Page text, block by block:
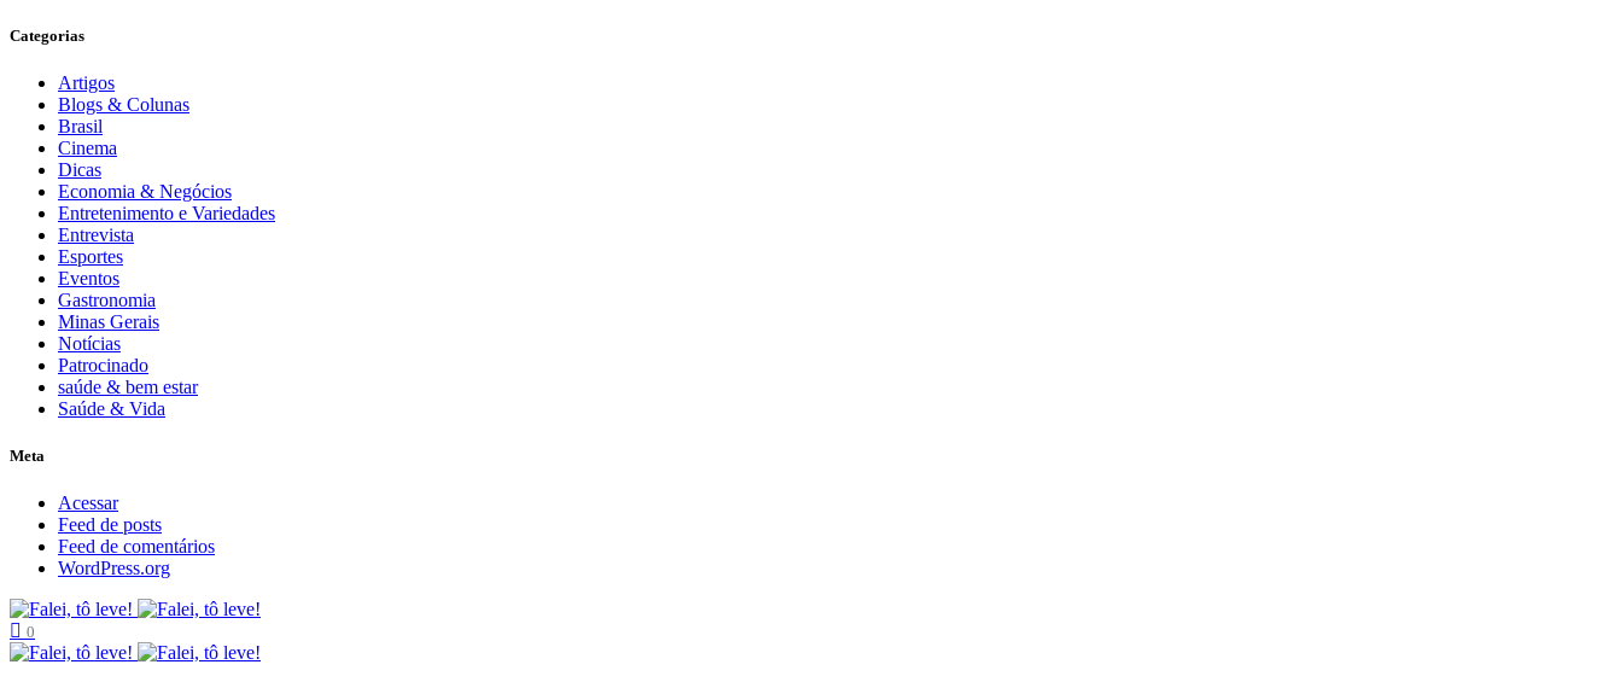
Categorias
Artigos
Blogs & Colunas
Brasil
Cinema
Dicas
Economia & Negócios
Entretenimento e Variedades
Entrevista
Esportes
Eventos
Gastronomia
Minas Gerais
Notícias
Patrocinado
saúde & bem estar
Saúde & Vida
Meta
Acessar
Feed de posts
Feed de comentários
WordPress.org
0